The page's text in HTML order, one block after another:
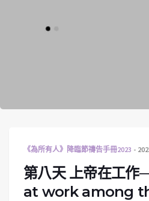
《為所有人》降臨節禱告手冊2023
第八天 上帝在工
at work among